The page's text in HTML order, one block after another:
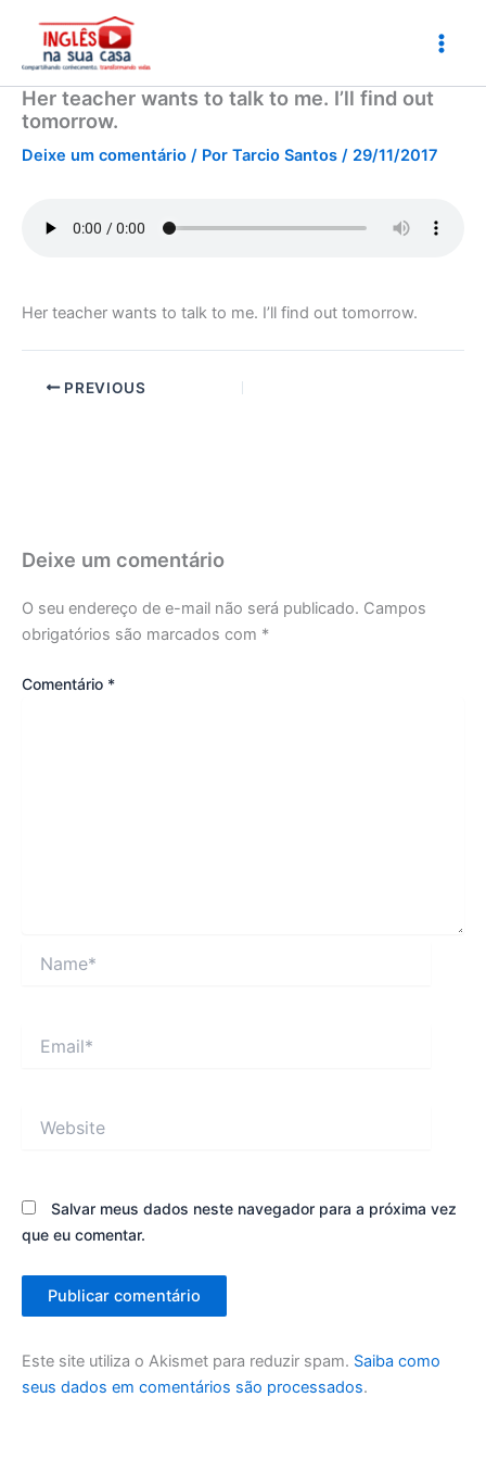
conteúdo
Her teacher wants to talk to me. I’ll find out
tomorrow.
Deixe um comentário / Por Tarcio Santos / 29/11/2017
Her teacher wants to talk to me. I’ll find out tomorrow.
PREVIOUS
Deixe um comentário
O seu endereço de e-mail não será publicado. Campos
obrigatórios são marcados com *
Comentário *
Salvar meus dados neste navegador para a próxima vez
que eu comentar.
Este site utiliza o Akismet para reduzir spam. Saiba como
seus dados em comentários são processados.